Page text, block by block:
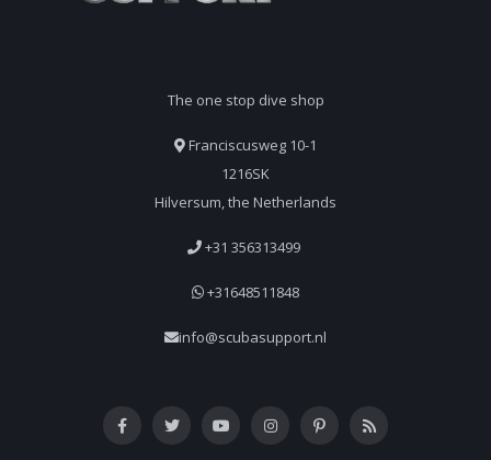
The one stop dive shop
Franciscusweg 10-1
1216SK
Hilversum, the Netherlands
+31 356313499
+31648511848
info@scubasupport.nl